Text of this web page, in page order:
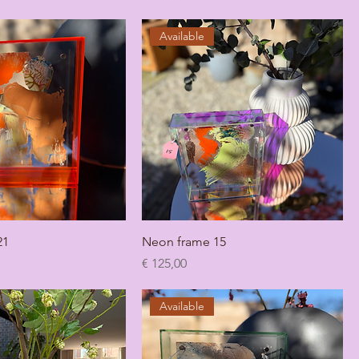
Available
Neon frame 15
Prijs
€ 125,00
Available